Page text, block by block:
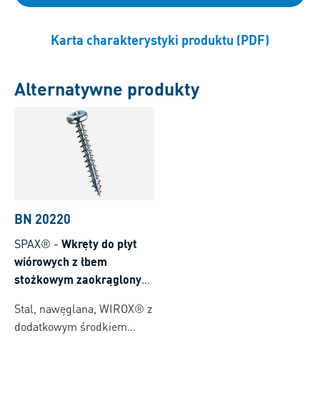
Karta charakterystyki produktu (PDF)
Alternatywne produkty
BN 20220
SPAX® - Wkręty do płyt
wiórowych z łbem
stożkowym zaokrąglonym
gniazdem
sześciokarbowym Torx T-
Stal, nawęglana, WIROX® z
dodatkowym środkiem